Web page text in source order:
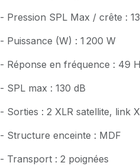
- Pression SPL Max / crête :
- Puissance (W) : 1 200 W
- Réponse en fréquence : 49
- SPL max : 130 dB
- Sorties : 2 XLR satellite, link
- Structure enceinte : MDF
- Transport : 2 poignées